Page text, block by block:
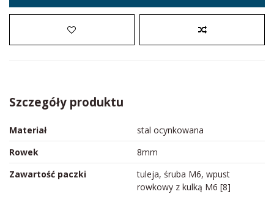
Szczegóły produktu
Materiał
stal ocynkowana
Rowek
8mm
Zawartość paczki
tuleja, śruba M6, wpust
rowkowy z kulką M6 [8]